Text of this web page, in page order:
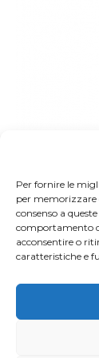
Per fornire le
per memorizzare
consenso a
comportamento
acconsentire o
caratteristiche e